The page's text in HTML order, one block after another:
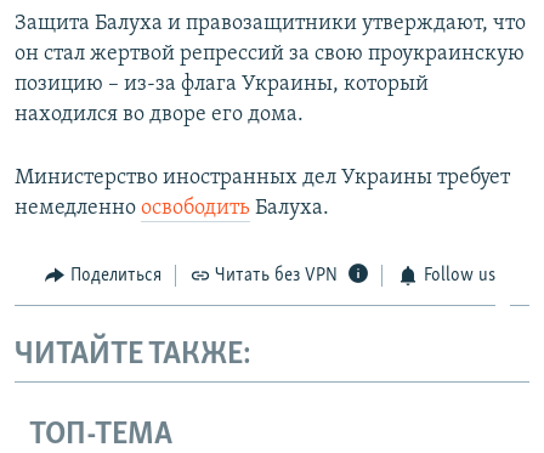
Защита Балуха и правозащитники утверждают, что
он стал жертвой репрессий за свою проукраинскую
позицию – из-за флага Украины, который
находился во дворе его дома.
Министерство иностранных дел Украины требует
немедленно освободить Балуха.
Поделиться Читать без VPN Follow us
ЧИТАЙТЕ ТАКЖЕ:
ТОП-ТЕМА